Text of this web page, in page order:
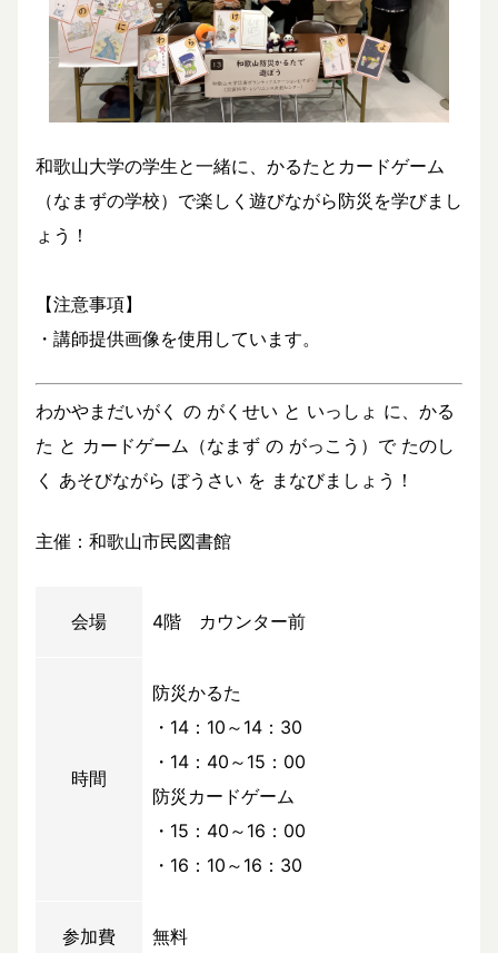
和歌山大学の学生と一緒に、かるたとカードゲーム
（なまずの学校）で楽しく遊びながら防災を学びまし
ょう！
【注意事項】
・講師提供画像を使用しています。
わかやまだいがく の がくせい と いっしょ に、かる
た と カードゲーム（なまず の がっこう）で たのし
く あそびながら ぼうさい を まなびましょう！
主催：和歌山市民図書館
会場 4階 カウンター前
時間
防災かるた
・14：10～14：30
・14：40～15：00
防災カードゲーム
・15：40～16：00
・16：10～16：30
参加費 無料